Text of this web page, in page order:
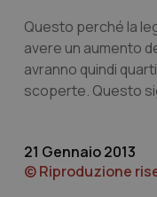
Questo perché la
avere un aumento
avranno quindi
scoperte. Questo
21 Gennaio 2013
© Riproduzione